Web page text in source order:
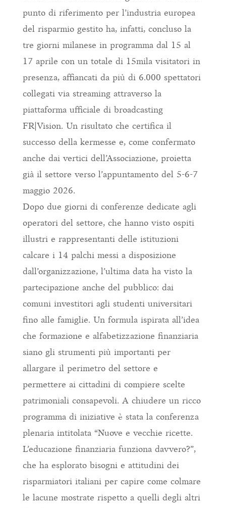
punto di riferimento per l’industria europea
del risparmio gestito ha, infatti, concluso la
tre giorni milanese in programma dal 15 al
17 aprile con un totale di 15mila visitatori in
presenza, affiancati da più di 6.000 spettatori
collegati via streaming attraverso la
piattaforma ufficiale di broadcasting
FR|Vision. Un risultato che certifica il
successo della kermesse e, come confermato
anche dai vertici dell’Associazione, proietta
già il settore verso l’appuntamento del 5-6-7
maggio 2026.
Dopo due giorni di conferenze dedicate agli
operatori del settore, che hanno visto ospiti
illustri e rappresentanti delle istituzioni
calcare i 14 palchi messi a disposizione
dall’organizzazione, l’ultima data ha visto la
partecipazione anche del pubblico: dai
comuni investitori agli studenti universitari
fino alle famiglie. Un formula ispirata all’idea
che formazione e alfabetizzazione finanziaria
siano gli strumenti più importanti per
allargare il perimetro del settore e
permettere ai cittadini di compiere scelte
patrimoniali consapevoli. A chiudere un ricco
programma di iniziative è stata la conferenza
plenaria intitolata “Nuove e vecchie ricette.
L’educazione finanziaria funziona davvero?”,
che ha esplorato bisogni e attitudini dei
risparmiatori italiani per capire come colmare
le lacune mostrate rispetto a quelli degli altri